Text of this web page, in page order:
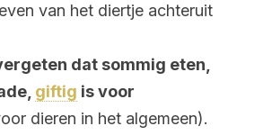
van het diertje achteruit
dat sommig eten,
giftig is voor
dieren in het algemeen).